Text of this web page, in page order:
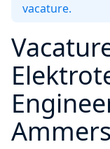
vacature.
Ammers